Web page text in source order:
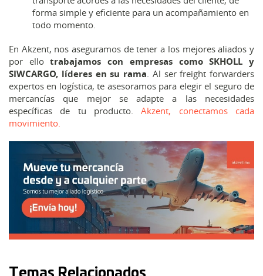
forma simple y eficiente para un acompañamiento en
todo momento.
En Akzent, nos aseguramos de tener a los mejores aliados y
por ellotrabajamos con empresas como SKHOLL y
SIWCARGO, líderes en su rama. Al ser freight forwarders
expertos en logística, te asesoramos para elegir el seguro de
mercancías que mejor se adapte a las necesidades
específicas de tu producto.
Akzent, conectamos cada
movimiento.